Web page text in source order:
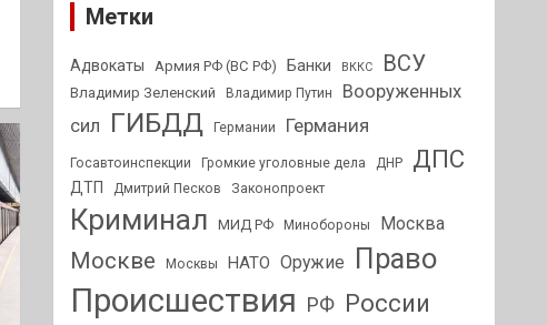
Метки
Адвокаты Армия РФ (ВС РФ) Банки ВККС ВСУ
Владимир Зеленский Владимир Путин
Вооруженных
сил
ГИБДД Германии Германия
Госавтоинспекции Громкие уголовные дела ДНР ДПС
ДТП Дмитрий Песков Законопроект
Криминал МИД РФ Минобороны Москва
Москве Москвы НАТО Оружие Право
Происшествия РФ России